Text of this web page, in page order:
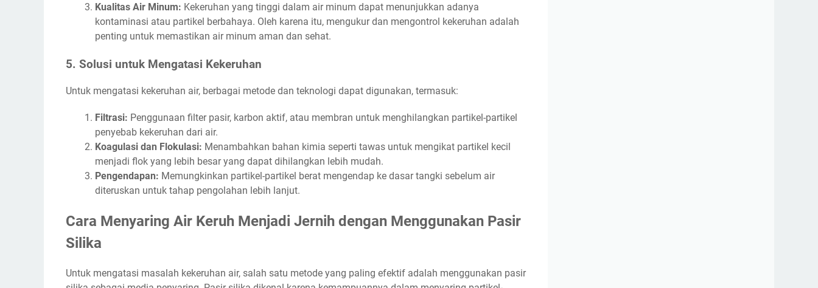
Kualitas Air Minum: Kekeruhan yang tinggi dalam air minum dapat menunjukkan adanya
kontaminasi atau partikel berbahaya. Oleh karena itu, mengukur dan mengontrol kekeruhan adalah
penting untuk memastikan air minum aman dan sehat.
5. Solusi untuk Mengatasi Kekeruhan
Untuk mengatasi kekeruhan air, berbagai metode dan teknologi dapat digunakan, termasuk:
Filtrasi: Penggunaan filter pasir, karbon aktif, atau membran untuk menghilangkan partikel-partikel
penyebab kekeruhan dari air.
Koagulasi dan Flokulasi: Menambahkan bahan kimia seperti tawas untuk mengikat partikel kecil
menjadi flok yang lebih besar yang dapat dihilangkan lebih mudah.
Pengendapan: Memungkinkan partikel-partikel berat mengendap ke dasar tangki sebelum air
diteruskan untuk tahap pengolahan lebih lanjut.
Cara Menyaring Air Keruh Menjadi Jernih dengan Menggunakan Pasir
Silika
Untuk mengatasi masalah kekeruhan air, salah satu metode yang paling efektif adalah menggunakan pasir